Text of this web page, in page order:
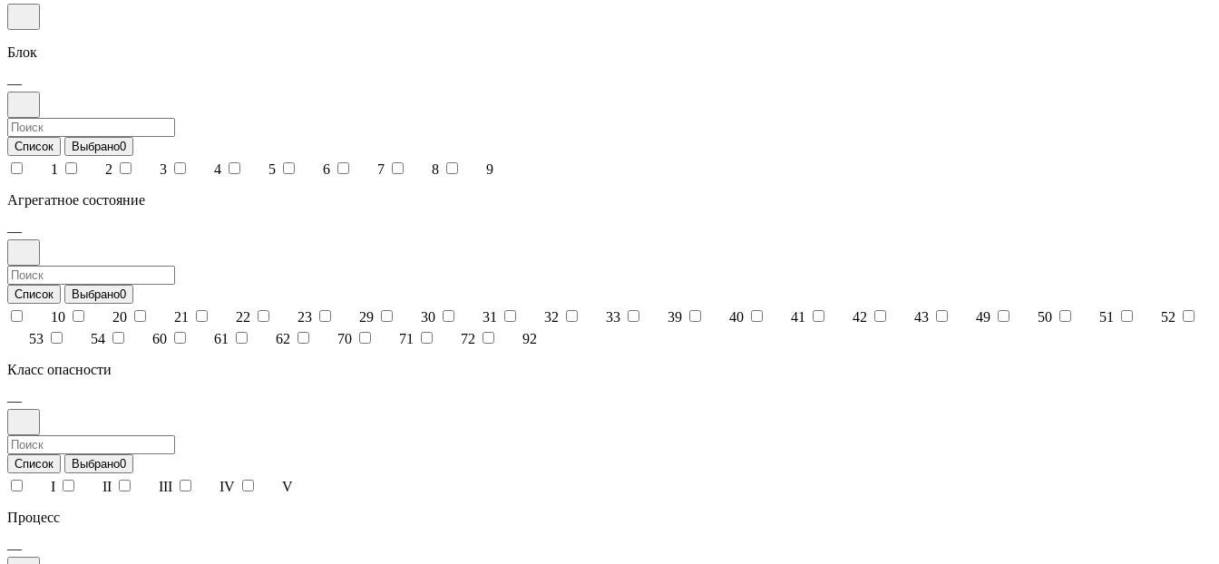
Блок
—
Список Выбрано0
1 2 3 4 5 6 7 8
9
Агрегатное состояние
—
Список Выбрано0
10 20 21 22 23 29 30 31 32 33 39 40 41 42 43 49 50 51
52
53
54 60 61 62 70 71 72
92
Класс опасности
—
Список Выбрано0
I II III IV
V
Процесс
—